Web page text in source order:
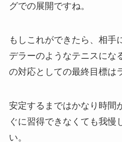
グでの展開ですね。
もしこれができたら、相手
デラーのようなテニスにな
の対応としての最終目標は
安定するまではかなり時間
ぐに習得できなくても我慢
い。